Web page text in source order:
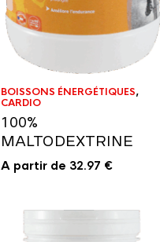
BOISSONS ÉNERGÉTIQUES,
CARDIO
100%
MALTODEXTRINE
A partir de 32.97 €